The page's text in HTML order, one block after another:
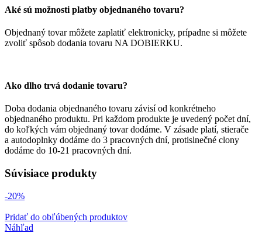
Aké sú možnosti platby objednaného tovaru?
Objednaný tovar môžete zaplatiť elektronicky, prípadne si môžete
zvoliť spôsob dodania tovaru NA DOBIERKU.
Ako dlho trvá dodanie tovaru?
Doba dodania objednaného tovaru závisí od konkrétneho
objednaného produktu. Pri každom produkte je uvedený počet dní,
do koľkých vám objednaný tovar dodáme. V zásade platí, stierače
a autodoplnky dodáme do 3 pracovných dní, protislnečné clony
dodáme do 10-21 pracovných dní.
Súvisiace produkty
-20%
Pridať do obľúbených produktov
Náhľad